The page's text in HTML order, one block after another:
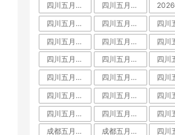
四川五月花技师学院是中专还是大专,毕业拿什么学历文凭 四川五月花技师学院占地面积有多大
四川五月花技师学院学费多少
四川五月花技师学院怎么样
四川五月花技师学院是什么学校
四川五月花技师学院是大专还是中专,师资力量
四川五月花技师学院教师待遇
四川五月花技师学院金堂校区
四川五月花技师学院团结校区
四川五月花技师学院教师工资待遇多少钱一月
四川五月花技师学校是人社局还是教育局
四川五月花技师学院是职高吗
四川五月花技师学院怎么样郫县
四川五月花技师学院是公办还是民办学校
成都五月花是啥文凭
成都五月花职业学校学费